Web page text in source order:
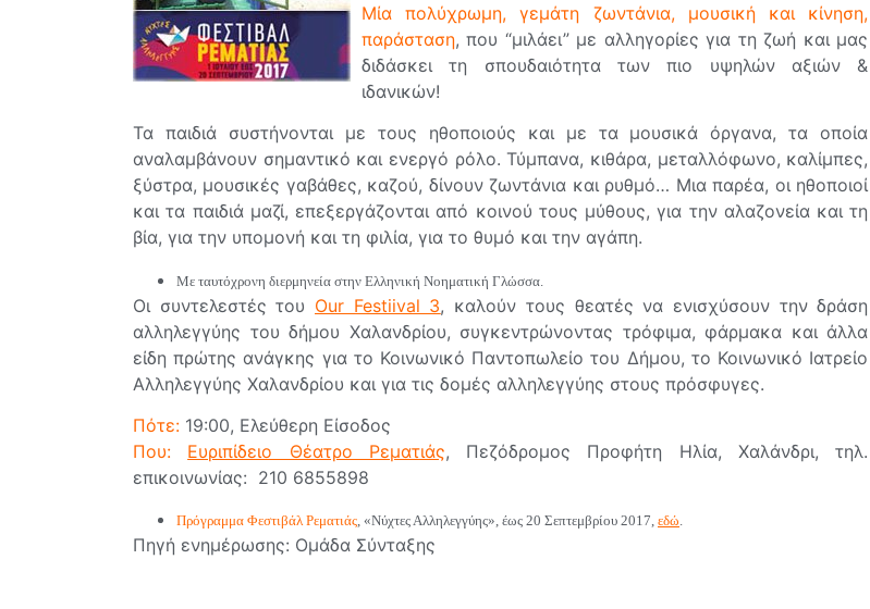
Μία πολύχρωμη, γεμάτη ζωντάνια, μουσική και κίνηση,
παράσταση, που “μιλάει” με αλληγορίες για τη ζωή και μας
διδάσκει τη σπουδαιότητα των πιο υψηλών αξιών &
ιδανικών!
Τα παιδιά συστήνονται με τους ηθοποιούς και με τα μουσικά όργανα, τα οποία
αναλαμβάνουν σημαντικό και ενεργό ρόλο. Τύμπανα, κιθάρα, μεταλλόφωνο, καλίμπες,
ξύστρα, μουσικές γαβάθες, καζού, δίνουν ζωντάνια και ρυθμό… Μια παρέα, οι ηθοποιοί
και τα παιδιά μαζί, επεξεργάζονται από κοινού τους μύθους, για την αλαζονεία και τη
βία, για την υπομονή και τη φιλία, για το θυμό και την αγάπη.
Με ταυτόχρονη διερμηνεία στην Ελληνική Νοηματική Γλώσσα.
Οι συντελεστές του Our Festiival 3, καλούν τους θεατές να ενισχύσουν την δράση
αλληλεγγύης του δήμου Χαλανδρίου, συγκεντρώνοντας τρόφιμα, φάρμακα και άλλα
είδη πρώτης ανάγκης για το Κοινωνικό Παντοπωλείο του Δήμου, το Κοινωνικό Ιατρείο
Αλληλεγγύης Χαλανδρίου και για τις δομές αλληλεγγύης στους πρόσφυγες.
Πότε: 19:00, Ελεύθερη Είσοδος
Που:
Ευριπίδειο Θέατρο Ρεματιάς, Πεζόδρομος Προφήτη Ηλία, Χαλάνδρι, τηλ.
επικοινωνίας: 210 6855898
Πρόγραμμα Φεστιβάλ Ρεματιάς, «Νύχτες Αλληλεγγύης», έως 20 Σεπτεμβρίου 2017, εδώ.
Πηγή ενημέρωσης: Ομάδα Σύνταξης